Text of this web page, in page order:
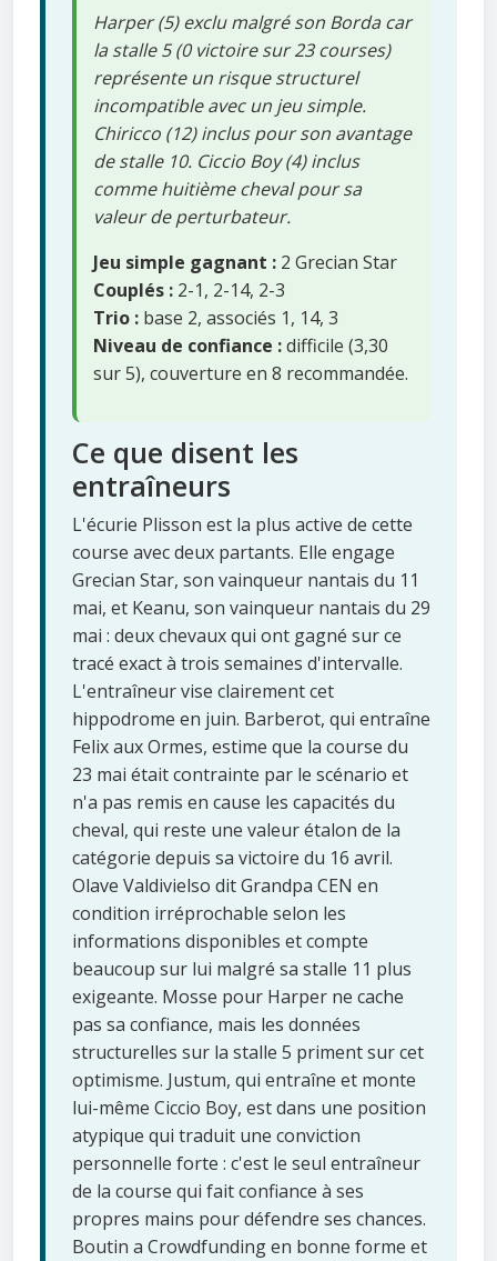
Harper (5) exclu malgré son Borda car
la stalle 5 (0 victoire sur 23 courses)
représente un risque structurel
incompatible avec un jeu simple.
Chiricco (12) inclus pour son avantage
de stalle 10. Ciccio Boy (4) inclus
comme huitième cheval pour sa
valeur de perturbateur.
Jeu simple gagnant : 2 Grecian Star
Couplés : 2-1, 2-14, 2-3
Trio : base 2, associés 1, 14, 3
Niveau de confiance :difficile (3,30
sur 5), couverture en 8 recommandée.
Ce que disent les
entraîneurs
L'écurie Plisson est la plus active de cette
course avec deux partants. Elle engage
Grecian Star, son vainqueur nantais du 11
mai, et Keanu, son vainqueur nantais du 29
mai : deux chevaux qui ont gagné sur ce
tracé exact à trois semaines d'intervalle.
L'entraîneur vise clairement cet
hippodrome en juin. Barberot, qui entraîne
Felix aux Ormes, estime que la course du
23 mai était contrainte par le scénario et
n'a pas remis en cause les capacités du
cheval, qui reste une valeur étalon de la
catégorie depuis sa victoire du 16 avril.
Olave Valdivielso dit Grandpa CEN en
condition irréprochable selon les
informations disponibles et compte
beaucoup sur lui malgré sa stalle 11 plus
exigeante. Mosse pour Harper ne cache
pas sa confiance, mais les données
structurelles sur la stalle 5 priment sur cet
optimisme. Justum, qui entraîne et monte
lui-même Ciccio Boy, est dans une position
atypique qui traduit une conviction
personnelle forte : c'est le seul entraîneur
de la course qui fait confiance à ses
propres mains pour défendre ses chances.
Boutin a Crowdfunding en bonne forme et